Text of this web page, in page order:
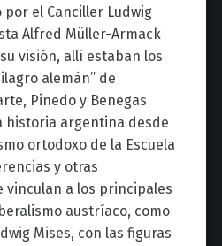
por el Canciller Ludwig
Alfred Müller-Armack
visión, allí estaban los
alemán” de
Pinedo y Benegas
historia argentina desde
ortodoxo de la Escuela
y otras
vinculan a los principales
austríaco, como
Mises, con las figuras